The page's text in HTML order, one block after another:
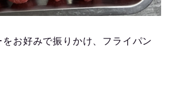
お好みで振りかけ、フライパン